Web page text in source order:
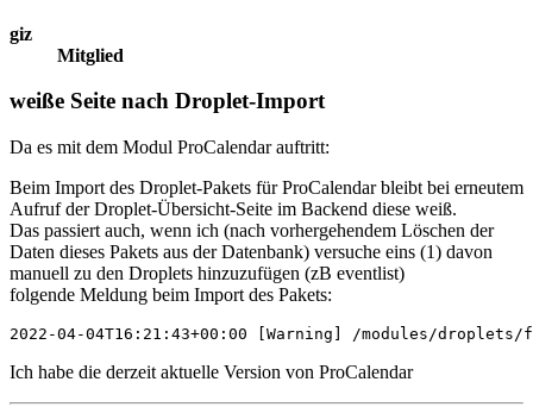
giz
Mitglied
weiße Seite nach Droplet-Import
Da es mit dem Modul ProCalendar auftritt:
Beim Import des Droplet-Pakets für ProCalendar bleibt bei erneutem
Aufruf der Droplet-Übersicht-Seite im Backend diese weiß.
Das passiert auch, wenn ich (nach vorhergehendem Löschen der
Daten dieses Pakets aus der Datenbank) versuche eins (1) davon
manuell zu den Droplets hinzuzufügen (zB eventlist)
folgende Meldung beim Import des Pakets:
2022-04-04T16:21:43+00:00 [Warning] /modules/
Ich habe die derzeit aktuelle Version von ProCalendar